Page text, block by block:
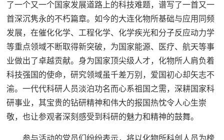
了一个又一个国家发展道路上的科技难题，谱写了一首又一
首深沉隽永的不朽篇章。如今的大连化物所基础与应用同频
发展，在催化化学、工程化学、化学疾光和分子反应动力学
等重点领域不断取得新突破，为国家能源、医疗、航天等事
业做出了卓越贡献。身为国家顶尖级人才，化物所人肩负着
科技强国的使命，研究领域虽千差万别，爱国初心却矢志不
渝。一代代科研人员淡泊功名而心系祖国之需，深耕国家科
研事业，其宝贵的钻研精神和伟大的报国热忱令人心生崇
敬，也让参观者深刻感受到科研的魅力和精神的鼓舞。
参与活动的党员们纷纷表示，将以化物所科创人员为榜